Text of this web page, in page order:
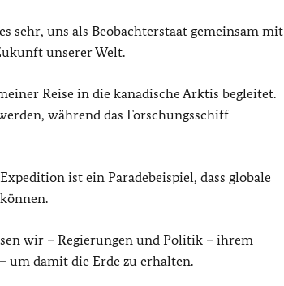
sehr, uns als Beobachterstaat gemeinsam mit
unserer Welt.
Reise in die kanadische Arktis begleitet.
während das Forschungsschiff
ist ein Paradebeispiel, dass globale
wir – Regierungen und Politik – ihrem
um damit die Erde zu erhalten.